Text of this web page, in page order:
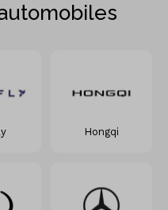
Hongqi